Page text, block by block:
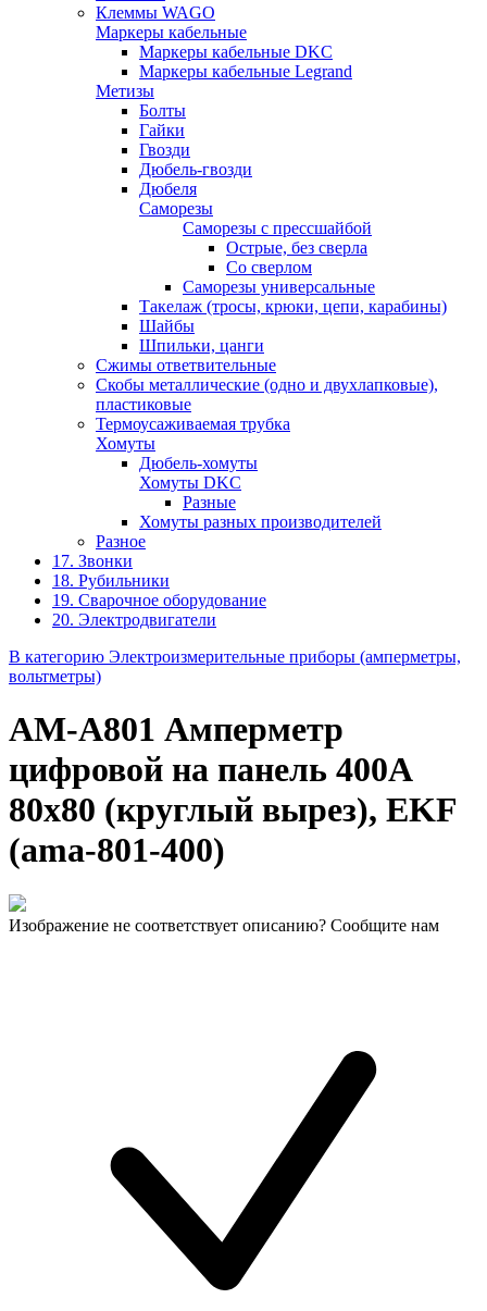
Клеммы WAGO
Маркеры кабельные
Маркеры кабельные DKC
Маркеры кабельные Legrand
Метизы
Болты
Гайки
Гвозди
Дюбель-гвозди
Дюбеля
Саморезы
Саморезы с прессшайбой
Острые, без сверла
Со сверлом
Саморезы универсальные
Такелаж (тросы, крюки, цепи, карабины)
Шайбы
Шпильки, цанги
Сжимы ответвительные
Скобы металлические (одно и двухлапковые),
пластиковые
Термоусаживаемая трубка
Хомуты
Дюбель-хомуты
Хомуты DKC
Разные
Хомуты разных производителей
Разное
17. Звонки
18. Рубильники
19. Сварочное оборудование
20. Электродвигатели
В категорию Электроизмерительные приборы (амперметры,
вольтметры)
AM-A801 Амперметр
цифровой на панель 400А
80х80 (круглый вырез), EKF
(ama-801-400)
Изображение не соответствует описанию? Сообщите нам